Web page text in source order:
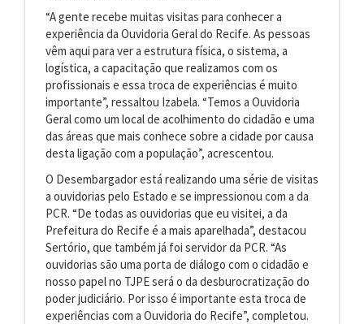
“A gente recebe muitas visitas para conhecer a
experiência da Ouvidoria Geral do Recife. As pessoas
vêm aqui para ver a estrutura física, o sistema, a
logística, a capacitação que realizamos com os
profissionais e essa troca de experiências é muito
importante”, ressaltou Izabela. “Temos a Ouvidoria
Geral como um local de acolhimento do cidadão e uma
das áreas que mais conhece sobre a cidade por causa
desta ligação com a população”, acrescentou.
O Desembargador está realizando uma série de visitas
a ouvidorias pelo Estado e se impressionou com a da
PCR. “De todas as ouvidorias que eu visitei, a da
Prefeitura do Recife é a mais aparelhada”, destacou
Sertório, que também já foi servidor da PCR. “As
ouvidorias são uma porta de diálogo com o cidadão e
nosso papel no TJPE será o da desburocratização do
poder judiciário. Por isso é importante esta troca de
experiências com a Ouvidoria do Recife”, completou.